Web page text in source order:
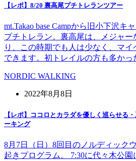
【レポ】8/20 裏高尾プチトレランツアー
mt.Takao base Campから旧小下沢キ
プチトレラン。裏高尾は、メジャ
り、この時期でも人は少なく、マ
できます。初トレイルの方も多か
NORDIC WALKING
2022年8月8日
【レポ】ココロとカラダを優しく巡らせる
ーキング
8月7日（日）8回目のノルディック
起きプログラム。 7:30に代々木公